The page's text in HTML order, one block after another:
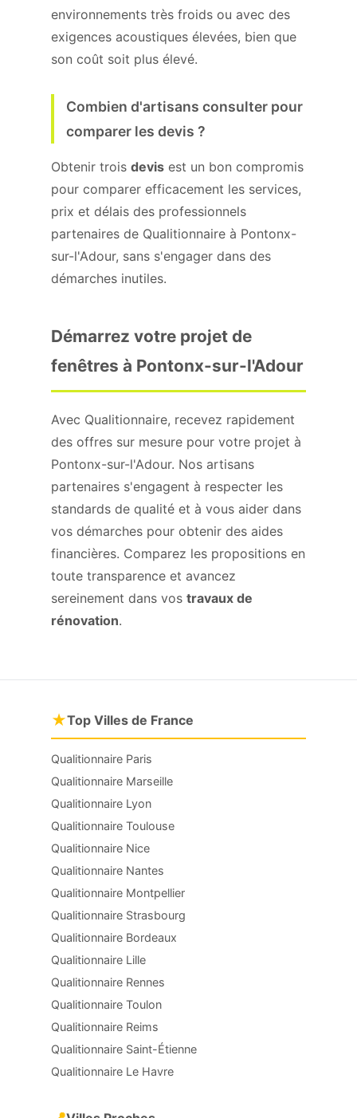
environnements très froids ou avec des
exigences acoustiques élevées, bien que
son coût soit plus élevé.
Combien d'artisans consulter pour
comparer les devis ?
Obtenir trois devis est un bon compromis
pour comparer efficacement les services,
prix et délais des professionnels
partenaires de Qualitionnaire à Pontonx-
sur-l'Adour, sans s'engager dans des
démarches inutiles.
Démarrez votre projet de
fenêtres à Pontonx-sur-l'Adour
Avec Qualitionnaire, recevez rapidement
des offres sur mesure pour votre projet à
Pontonx-sur-l'Adour. Nos artisans
partenaires s'engagent à respecter les
standards de qualité et à vous aider dans
vos démarches pour obtenir des aides
financières. Comparez les propositions en
toute transparence et avancez
sereinement dans vos travaux de
rénovation.
★Top Villes de France
Qualitionnaire Paris
Qualitionnaire Marseille
Qualitionnaire Lyon
Qualitionnaire Toulouse
Qualitionnaire Nice
Qualitionnaire Nantes
Qualitionnaire Montpellier
Qualitionnaire Strasbourg
Qualitionnaire Bordeaux
Qualitionnaire Lille
Qualitionnaire Rennes
Qualitionnaire Toulon
Qualitionnaire Reims
Qualitionnaire Saint-Étienne
Qualitionnaire Le Havre